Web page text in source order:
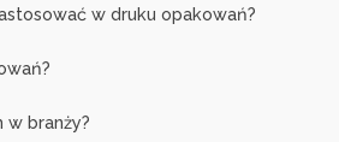
w druku opakowań?
branży?